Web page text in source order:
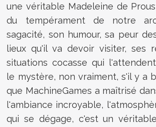
une véritable Madeleine de
du tempérament de notre
sagacité, son humour, sa peur
lieux qu'il va devoir visiter, ses
situations cocasse qui
le mystère, non vraiment, s'il y a
que MachineGames a maîtrisé
l'ambiance incroyable,
qui se dégage, c'est un